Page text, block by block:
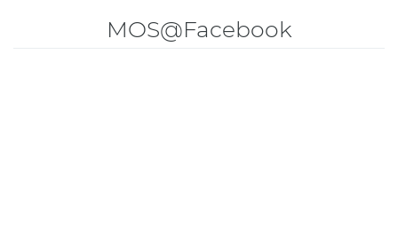
MOS@Facebook